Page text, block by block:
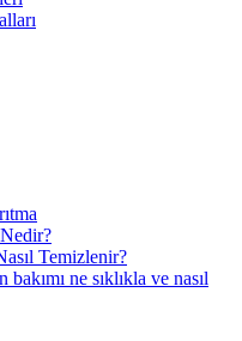
Temizlenir?
bakımı ne sıklıkla ve nasıl